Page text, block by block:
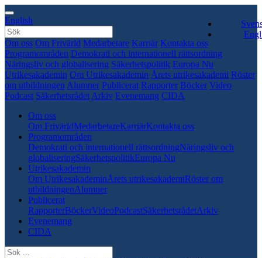
English
Om oss Om Frivärld Medarbetare Karriär Kontakta oss
Programområden Demokrati och internationell rättsordning
Näringsliv och globalisering Säkerhetspolitik Europa Nu
Utrikesakademin Om Utrikesakademin Årets utrikesakademi Röster
om utbildningen Alumner Publicerat Rapporter Böcker Video
Podcast Säkerhetsrådet Arkiv Evenemang CIDA
Om oss
Om FrivärldMedarbetareKarriärKontakta oss
Programområden
Demokrati och internationell rättsordningNäringsliv och
globaliseringSäkerhetspolitikEuropa Nu
Utrikesakademin
Om UtrikesakademinÅrets utrikesakademiRöster om
utbildningenAlumner
Publicerat
RapporterBöckerVideoPodcastSäkerhetsrådetArkiv
Evenemang
CIDA